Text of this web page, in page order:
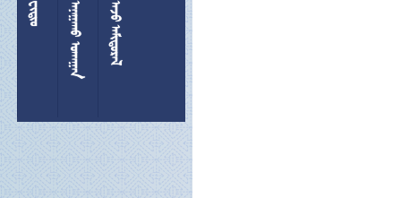
    